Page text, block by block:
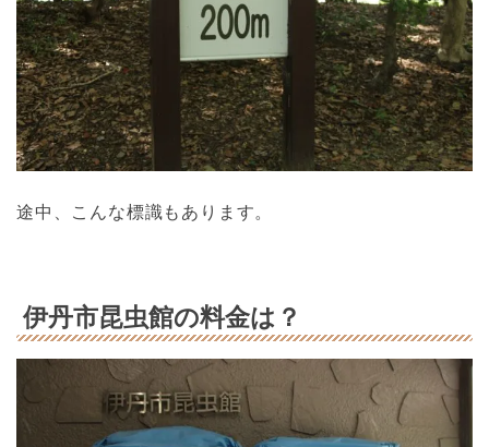
途中、こんな標識もあります。
伊丹市昆虫館の料金は？